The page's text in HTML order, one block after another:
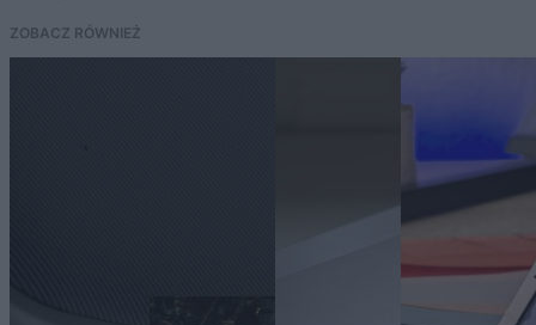
ZOBACZ RÓWNIEŻ